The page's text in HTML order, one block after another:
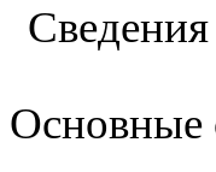
Основные